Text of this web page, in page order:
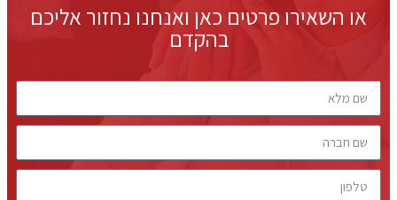
או השאירו פרטים כאן ואנחנו נחזור אליכם
בהקדם